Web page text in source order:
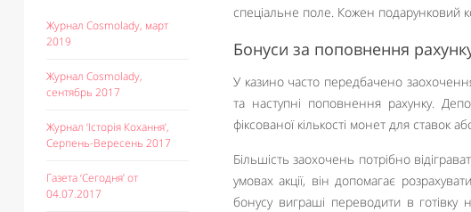
Журнал Cosmolady, март
2019
Журнал Cosmolady,
сентябрь 2017
Журнал ‘Історія Кохання’,
Серпень-Вересень 2017
Газета ‘Сегодня’ от
04.07.2017
спеціальне поле. Кожен подарунковий
Бонуси за поповнення
У казино часто передбачено
та наступні поповнення рахунку.
фіксованої кількості монет для ставок
Більшість заохочень потрібно
умовах акції, він допомагає
бонусу виграші переводити в готівку